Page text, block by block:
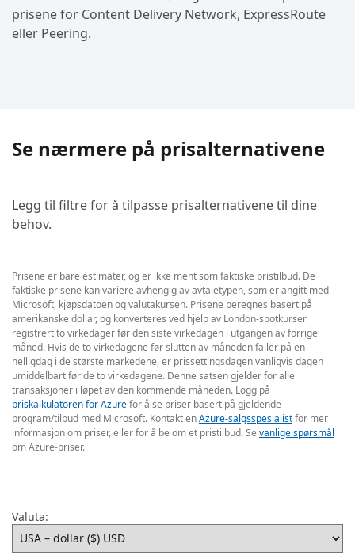
prisene for Content Delivery Network, ExpressRoute
eller Peering.
Se nærmere på prisalternativene
Legg til filtre for å tilpasse prisalternativene til dine
behov.
Prisene er bare estimater, og er ikke ment som faktiske pristilbud. De
faktiske prisene kan variere avhengig av avtaletypen, som er angitt med
Microsoft, kjøpsdatoen og valutakursen. Prisene beregnes basert på
amerikanske dollar, og konverteres ved hjelp av London-spotkurser
registrert to virkedager før den siste virkedagen i utgangen av forrige
måned. Hvis de to virkedagene før slutten av måneden faller på en
helligdag i de største markedene, er prissettingsdagen vanligvis dagen
umiddelbart før de to virkedagene. Denne satsen gjelder for alle
transaksjoner i løpet av den kommende måneden. Logg på
priskalkulatoren for Azurefor å se priser basert på gjeldende
program/tilbud med Microsoft. Kontakt enAzure-salgsspesialistfor mer
informasjon om priser, eller for å be om et pristilbud. Se vanlige spørsmål
om Azure-priser.
Valuta: